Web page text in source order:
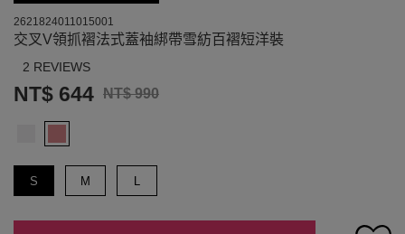
2621824011015001
交叉V領抓褶法式蓋袖綁帶雪紡百褶短洋裝
2 REVIEWS
NT$ 644 NT$ 990
S M L